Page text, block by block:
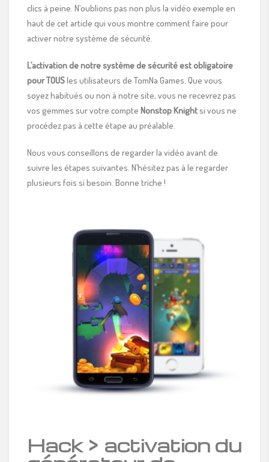
clics à peine. N’oublions pas non plus la vidéo exemple en
haut de cet article qui vous montre comment faire pour
activer notre système de sécurité.
L’activation de notre système de sécurité est obligatoire
pour TOUSles utilisateurs de TomNa Games. Que vous
soyez habitués ou non à notre site, vous ne recevrez pas
vos gemmes sur votre compte Nonstop Knightsi vous ne
procédez pas à cette étape au préalable.
Nous vous conseillons de regarder la vidéo avant de
suivre les étapes suivantes. N’hésitez pas à le regarder
plusieurs fois si besoin. Bonne triche !
Hack > activation du